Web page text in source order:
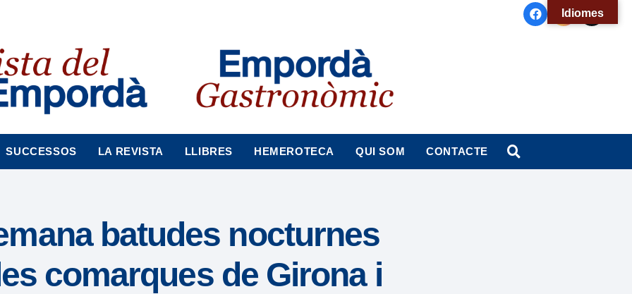
SUCCESSOS LA REVISTA LLIBRES HEMEROTECA QUI SOM CONTACTE
batudes nocturnes
comarques de Girona i
Idiomes